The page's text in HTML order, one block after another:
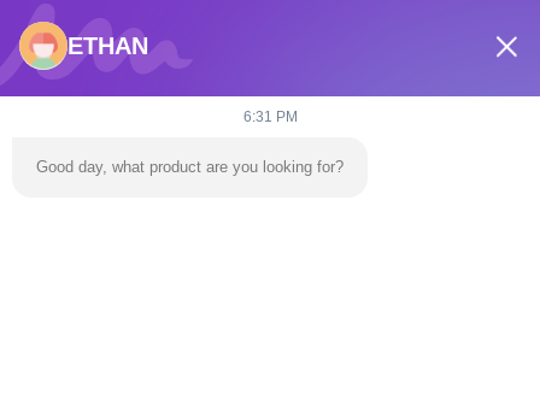
E-mail
dannie@zhongliyoule.com
ETHAN
6:31 PM
Good day, what product are you looking for?